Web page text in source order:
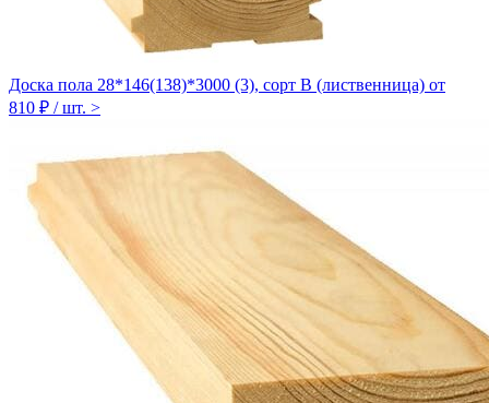
Доска пола 28*146(138)*3000 (3), сорт B (лиственница) от
810 ₽ / шт. >